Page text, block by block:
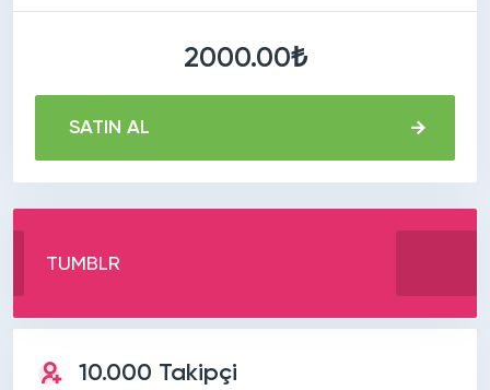
2000.00₺
SATIN AL
TUMBLR
10.000 Takipçi